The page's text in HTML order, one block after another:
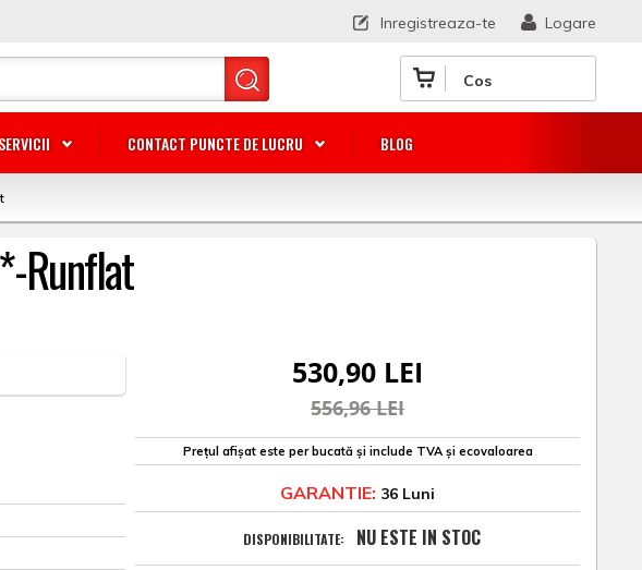
Cos
CONTACT PUNCTE DE LUCRU BLOG
Logare
Inregistreaza-te
Runflat
530,90 LEI
556,96 LEI
Prețul afișat este per bucată și include TVA și ecovaloarea
GARANTIE: 36 Luni
DISPONIBILITATE: NU ESTE IN STOC